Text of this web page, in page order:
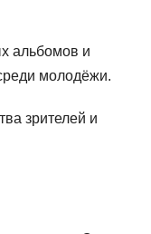
альбомов и
молодёжи.
зрителей и